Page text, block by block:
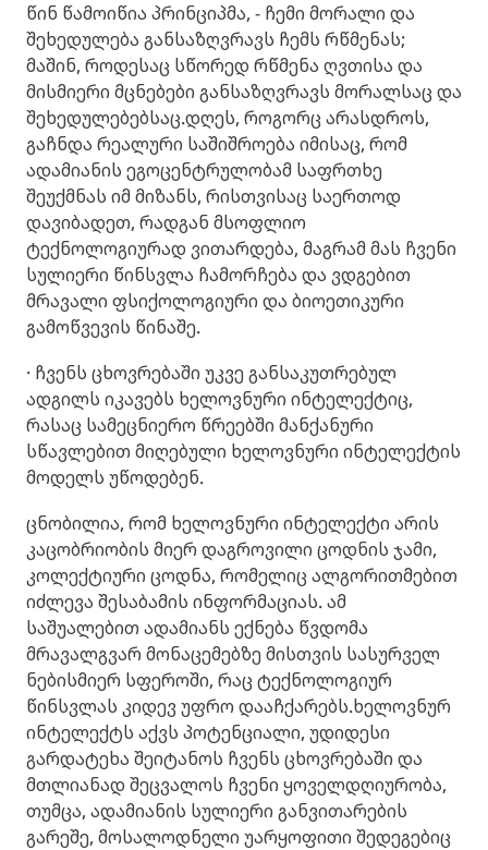
წინ წამოიწია პრინციპმა, - ჩემი მორალი და
შეხედულება განსაზღვრავს ჩემს რწმენას;
მაშინ, როდესაც სწორედ რწმენა ღვთისა და
მისმიერი მცნებები განსაზღვრავს მორალსაც და
შეხედულებებსაც.დღეს, როგორც არასდროს,
გაჩნდა რეალური საშიშროება იმისაც, რომ
ადამიანის ეგოცენტრულობამ საფრთხე
შეუქმნას იმ მიზანს, რისთვისაც საერთოდ
დავიბადეთ, რადგან მსოფლიო
ტექნოლოგიურად ვითარდება, მაგრამ მას ჩვენი
სულიერი წინსვლა ჩამორჩება და ვდგებით
მრავალი ფსიქოლოგიური და ბიოეთიკური
გამოწვევის წინაშე.
· ჩვენს ცხოვრებაში უკვე განსაკუთრებულ
ადგილს იკავებს ხელოვნური ინტელექტიც,
რასაც სამეცნიერო წრეებში მანქანური
სწავლებით მიღებული ხელოვნური ინტელექტის
მოდელს უწოდებენ.
ცნობილია, რომ ხელოვნური ინტელექტი არის
კაცობრიობის მიერ დაგროვილი ცოდნის ჯამი,
კოლექტიური ცოდნა, რომელიც ალგორითმებით
იძლევა შესაბამის ინფორმაციას. ამ
საშუალებით ადამიანს ექნება წვდომა
მრავალგვარ მონაცემებზე მისთვის სასურველ
ნებისმიერ სფეროში, რაც ტექნოლოგიურ
წინსვლას კიდევ უფრო დააჩქარებს.ხელოვნურ
ინტელექტს აქვს პოტენციალი, უდიდესი
გარდატეხა შეიტანოს ჩვენს ცხოვრებაში და
მთლიანად შეცვალოს ჩვენი ყოველდღიურობა,
თუმცა, ადამიანის სულიერი განვითარების
გარეშე, მოსალოდნელი უარყოფითი შედეგებიც